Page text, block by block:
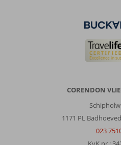
CORENDON
1171 PL
023